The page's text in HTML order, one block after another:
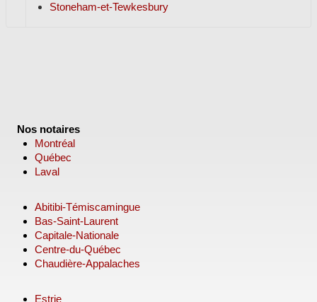
Stoneham-et-Tewkesbury
Nos notaires
Montréal
Québec
Laval
Abitibi-Témiscamingue
Bas-Saint-Laurent
Capitale-Nationale
Centre-du-Québec
Chaudière-Appalaches
Estrie